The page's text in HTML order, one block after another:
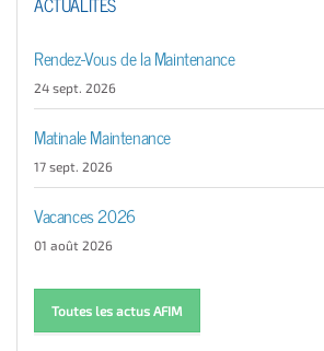
Rendez-Vous de la Maintenance
24 sept. 2026
Matinale Maintenance
17 sept. 2026
Vacances 2026
01 août 2026
Toutes les actus AFIM